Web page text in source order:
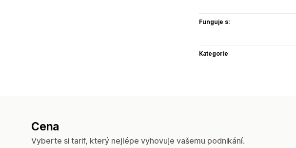
Funguje s:
Kategorie
Cena
Vyberte si tarif, který nejlépe vyhovuje vašemu podnikání.